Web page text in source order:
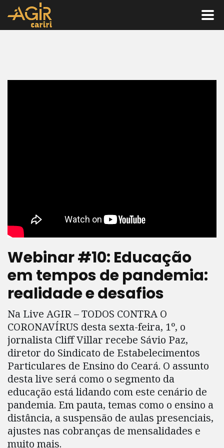
Webinar #10: Educação
em tempos de pandemia:
realidade e desafios
Na Live AGIR – TODOS CONTRA O
CORONAVÍRUS desta sexta-feira, 1º, o
jornalista Cliff Villar recebe Sávio Paz,
diretor do Sindicato de Estabelecimentos
Particulares de Ensino do Ceará. O assunto
desta live será como o segmento da
educação está lidando com este cenário de
pandemia. Em pauta, temas como o ensino a
distância, a suspensão de aulas presenciais,
ajustes nas cobranças de mensalidades e
muito mais.